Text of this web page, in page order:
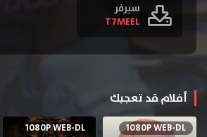
سيرفر
T7MEEL
أفلام قد تعجبك
1080P WEB-DL
1080P WEB-DL